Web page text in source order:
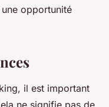
opportunité
il est important